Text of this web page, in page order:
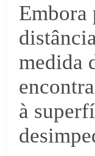
Embora
medida
à